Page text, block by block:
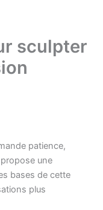
sculpter
patience,
une
bases de cette
plus